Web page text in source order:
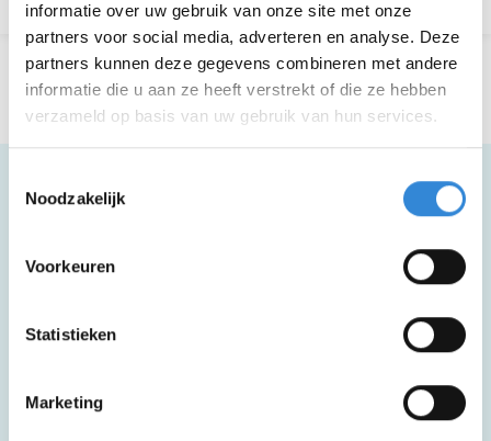
informatie over uw gebruik van onze site met onze
partners voor social media, adverteren en analyse. Deze
partners kunnen deze gegevens combineren met andere
informatie die u aan ze heeft verstrekt of die ze hebben
verzameld op basis van uw gebruik van hun services.
Noodzakelijk
Voorkeuren
Statistieken
Marketing
Inclusief busvervoer met opstapplaats in
Deze activiteit is rolstoel toegankelijk.